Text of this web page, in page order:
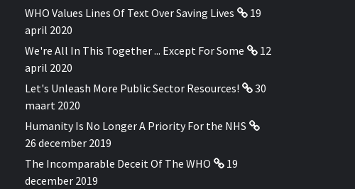
WHO Values Lines Of Text Over Saving Lives
19
april 2020
We're All In This Together ... Except For Some
12
april 2020
Let's Unleash More Public Sector Resources!
30
maart 2020
Humanity Is No Longer A Priority For the NHS
26 december 2019
The Incomparable Deceit Of The WHO
19
december 2019